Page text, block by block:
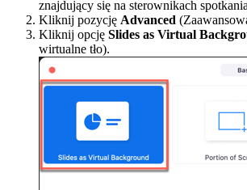
znajdujący się na sterownikach
Kliknij pozycję Advanced
Kliknij opcję Slides as Virtual
wirtualne tło).